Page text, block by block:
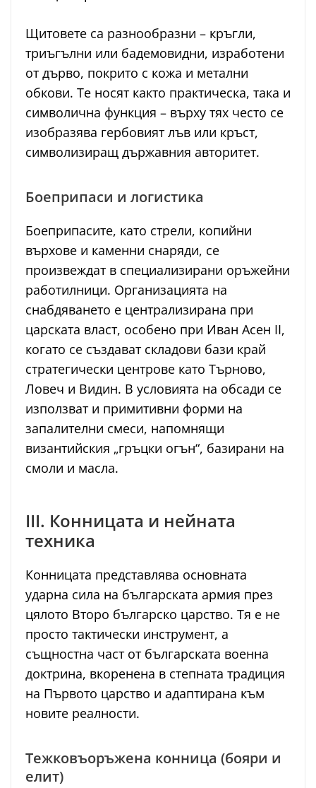
Щитовете са разнообразни – кръгли,
триъгълни или бадемовидни, изработени
от дърво, покрито с кожа и метални
обкови. Те носят както практическа, така и
символична функция – върху тях често се
изобразява гербовият лъв или кръст,
символизиращ държавния авторитет.
Боеприпаси и логистика
Боеприпасите, като стрели, копийни
върхове и каменни снаряди, се
произвеждат в специализирани оръжейни
работилници. Организацията на
снабдяването е централизирана при
царската власт, особено при Иван Асен II,
когато се създават складови бази край
стратегически центрове като Търново,
Ловеч и Видин. В условията на обсади се
използват и примитивни форми на
запалителни смеси, напомнящи
византийския „гръцки огън“, базирани на
смоли и масла.
III. Конницата и нейната
техника
Конницата представлява основната
ударна сила на българската армия през
цялото Второ българско царство. Тя е не
просто тактически инструмент, а
същностна част от българската военна
доктрина, вкоренена в степната традиция
на Първото царство и адаптирана към
новите реалности.
Тежковъоръжена конница (бояри и
елит)